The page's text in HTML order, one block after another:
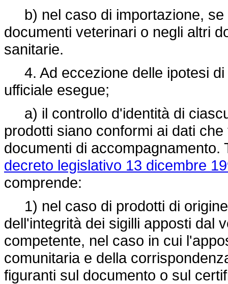
b) nel caso di importazione, se
documenti veterinari o negli altri
sanitarie.
4. Ad eccezione delle ipotesi di
ufficiale esegue;
a) il controllo d'identità di
prodotti siano conformi ai dati
documenti di
decreto legislativo 13 dicembre
comprende:
1) nel caso di prodotti di
dell'integrità dei sigilli apposti dal
competente, nel caso in cui
comunitaria e della
figuranti sul documento o sul